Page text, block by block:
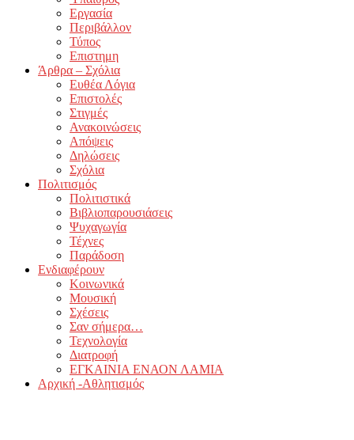
Εργασία
Περιβάλλον
Τύπος
Επιστημη
Άρθρα – Σχόλια
Ευθέα Λόγια
Επιστολές
Στιγμές
Ανακοινώσεις
Απόψεις
Δηλώσεις
Σχόλια
Πολιτισμός
Πολιτιστικά
Βιβλιοπαρουσιάσεις
Ψυχαγωγία
Τέχνες
Παράδοση
Ενδιαφέρουν
Κοινωνικά
Μουσική
Σχέσεις
Σαν σήμερα…
Τεχνολογία
Διατροφή
ΕΓΚΑΙΝΙΑ ΕΝΑΟΝ ΛΑΜΙΑ
Αρχική -Αθλητισμός